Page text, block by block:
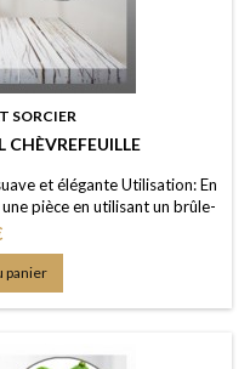
SORCIER
CHÈVREFEUILLE
et élégante Utilisation: En
pièce en utilisant un brûle-
l'eau); dans un pot-pourri ou
lessives ou votre eau de
de première qualité,
panier